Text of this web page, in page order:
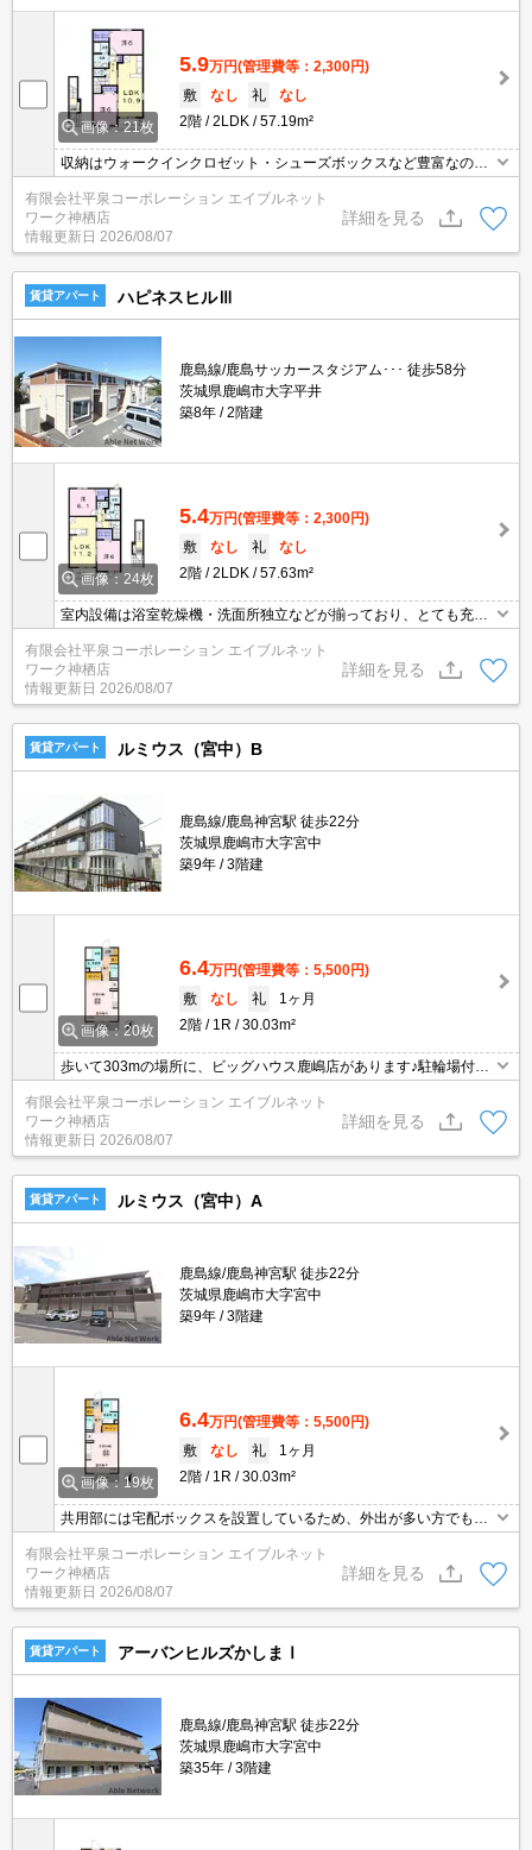
画像：21枚
5.9万円(管理費等：2,300円)
敷
なし 礼
なし
2階
2LDK 57.19m²
収納はウォークインクロゼット・シューズボックスなど豊富なの
で、広々と空間を利用することも可能です！来客時にはTVインター
ホンを使用して訪問者の顔を確認することができるので防犯対策に
つながります！室内設備は洗面化粧台・浴室乾燥機など豊富に揃っ
ており、過ごしやすいお部屋になっております！駐輪場付きの物件
です(*^^*)
有限会社平泉コーポレーション エイブルネット
ワーク神栖店
情報更新日 2026/08/07
詳細を見る
賃貸アパート ハピネスヒルⅢ
鹿島線/鹿島サッカースタジアム･･･ 徒歩58分
茨城県鹿嶋市大字平井
築8年
2階建
画像：24枚
5.4万円(管理費等：2,300円)
敷
なし 礼
なし
2階
2LDK 57.63m²
室内設備は浴室乾燥機・洗面所独立などが揃っており、とても充実
しています♪収納はシューズボックス・ウォークインクロゼットなど
豊富なので、広々と空間を利用することも可能です♪来訪者の顔が見
えるTVインターホン付き♪バルコニー付きの物件で、用途に合わせ
て利用できおすすめです♪駐輪場付きのアパートです(#^^#)
有限会社平泉コーポレーション エイブルネット
ワーク神栖店
情報更新日 2026/08/07
詳細を見る
賃貸アパート ルミウス（宮中）B
鹿島線/鹿島神宮駅 徒歩22分
茨城県鹿嶋市大字宮中
築9年
3階建
画像：20枚
6.4万円(管理費等：5,500円)
敷
なし 礼
1ヶ月
2階
1R 30.03m²
歩いて303mの場所に、ビッグハウス鹿嶋店があります♪駐輪場付き
のアパートです♪収納はクロゼット・シューズボックスなどが備え付
けられているので、衣類や日用品の収納に重宝します♪強度の高い軽
量鉄骨造、安心して新生活を送る事ができます(#^^#)
有限会社平泉コーポレーション エイブルネット
ワーク神栖店
情報更新日 2026/08/07
詳細を見る
賃貸アパート ルミウス（宮中）A
鹿島線/鹿島神宮駅 徒歩22分
茨城県鹿嶋市大字宮中
築9年
3階建
画像：19枚
6.4万円(管理費等：5,500円)
敷
なし 礼
1ヶ月
2階
1R 30.03m²
共用部には宅配ボックスを設置しているため、外出が多い方でも荷
物を受け取ることができます♪室内設備は浴室乾燥機・洗面所独立な
ど大変充実♪セキュリティ面は、TVインターホン・オートロックな
どを備え付けているので安心して暮らせます♪安心して暮らすことの
できる軽量鉄骨の物件はいかがでしょうか(^_^)
有限会社平泉コーポレーション エイブルネット
ワーク神栖店
情報更新日 2026/08/07
詳細を見る
賃貸アパート アーバンヒルズかしまⅠ
鹿島線/鹿島神宮駅 徒歩22分
茨城県鹿嶋市大字宮中
築35年
3階建